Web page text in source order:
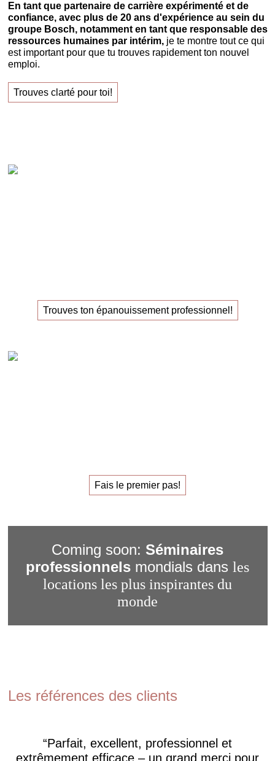
En tant que partenaire de carrière expérimenté et de
confiance, avec plus de 20 ans d'expérience au sein du
groupe Bosch, notamment en tant que responsable des
ressources humaines par intérim,je te montre tout ce qui
est important pour que tu trouves rapidement ton nouvel
emploi.
Trouves clarté pour toi!
Trouves ton épanouissement professionnel!
Fais le premier pas!
Coming soon: Séminaires
professionnels mondials dans les
locations les plus inspirantes du
monde
Les références des clients
Parfait, excellent, professionnel et
extrêmement efficace – un grand merci pour